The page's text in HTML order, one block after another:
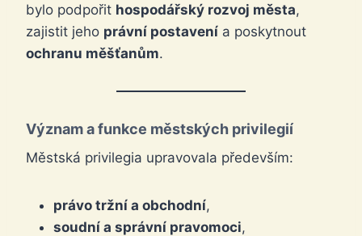
bylo podpořit hospodářský rozvoj města,
zajistit jeho právní postavení a poskytnout
ochranu měšťanům.
Význam a funkce městských privilegií
Městská privilegia upravovala především:
právo tržní a obchodní,
soudní a správní pravomoci,